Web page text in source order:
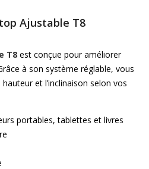
Ajustable T8
T8 est conçue pour améliorer
à son système réglable, vous
et l’inclinaison selon vos
portables, tablettes et livres